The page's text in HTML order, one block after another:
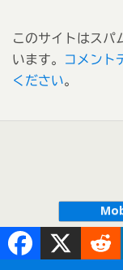
このサイトはス
います。
コメント
ください。